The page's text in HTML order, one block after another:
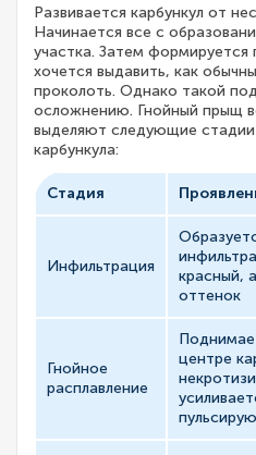
Развивается карбункул от
Начинается все с
участка. Затем формируется
хочется выдавить, как
проколоть. Однако такой
осложнению. Гнойный прыщ
выделяют следующие
карбункула:
Стадия
Инфильтрация
красный,
оттенок
Гнойное
расплавление
центре